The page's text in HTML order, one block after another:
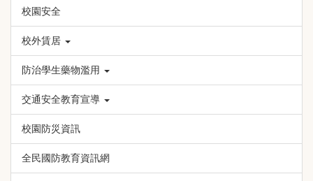
校園安全
校外賃居
防治學生藥物濫用
交通安全教育宣導
校園防災資訊
全民國防教育資訊網